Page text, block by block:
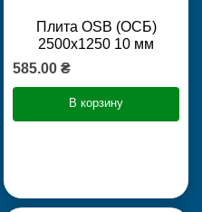
Плита OSB (ОСБ)
2500х1250 10 мм
585.00 ₴
В корзину